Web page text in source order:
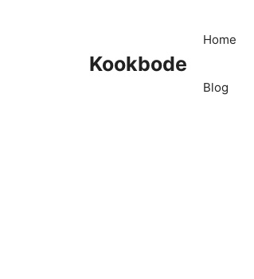
Kookbode
Home
Blog